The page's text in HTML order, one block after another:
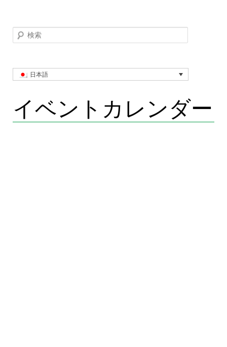
検索
日本語
イベントカレンダー